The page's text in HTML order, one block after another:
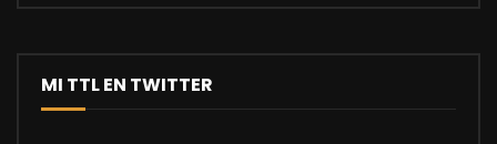
MI TTL EN TWITTER